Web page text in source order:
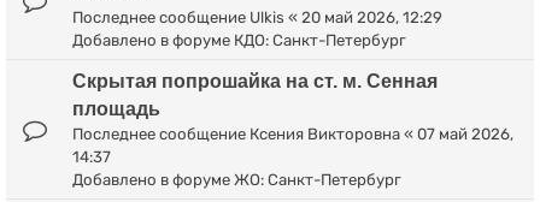
Последнее сообщение Ulkis « 20 май 2026, 12:29
Добавлено в форуме КДО: Санкт-Петербург
Скрытая попрошайка на ст. м. Сенная
площадь
Последнее сообщение Ксения Викторовна « 07 май 2026,
14:37
Добавлено в форуме ЖО: Санкт-Петербург